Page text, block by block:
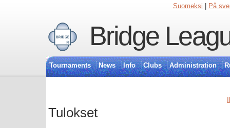
Suomeksi På
Bridge
Tournaments News Info Clubs Administration
Tulokset